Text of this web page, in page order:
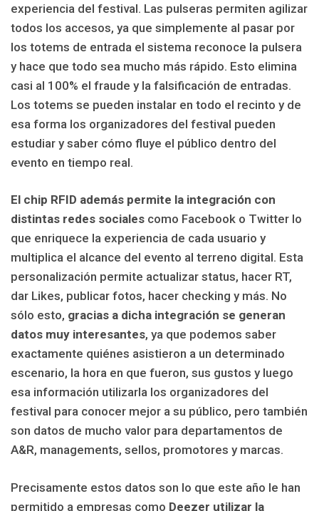
experiencia del festival. Las pulseras permiten agilizar
todos los accesos, ya que simplemente al pasar por
los totems de entrada el sistema reconoce la pulsera
y hace que todo sea mucho más rápido. Esto elimina
casi al 100% el fraude y la falsificación de entradas.
Los totems se pueden instalar en todo el recinto y de
esa forma los organizadores del festival pueden
estudiar y saber cómo fluye el público dentro del
evento en tiempo real.
El chip RFID además permite la integración con
distintas redes sociales como Facebook o Twitter lo
que enriquece la experiencia de cada usuario y
multiplica el alcance del evento al terreno digital. Esta
personalización permite actualizar status, hacer RT,
dar Likes, publicar fotos, hacer checking y más. No
sólo esto, gracias a dicha integración se generan
datos muy interesantes, ya que podemos saber
exactamente quiénes asistieron a un determinado
escenario, la hora en que fueron, sus gustos y luego
esa información utilizarla los organizadores del
festival para conocer mejor a su público, pero también
son datos de mucho valor para departamentos de
A&R, managements, sellos, promotores y marcas.
Precisamente estos datos son lo que este año le han
permitido a empresas como Deezer utilizar la